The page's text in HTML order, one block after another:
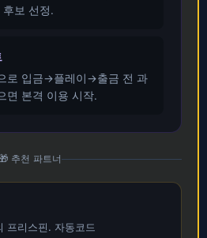
보 선정.
로 입금→플레이→출금 전 과
면 본격 이용 시작.
추천 파트너
프리스핀. 자동코드